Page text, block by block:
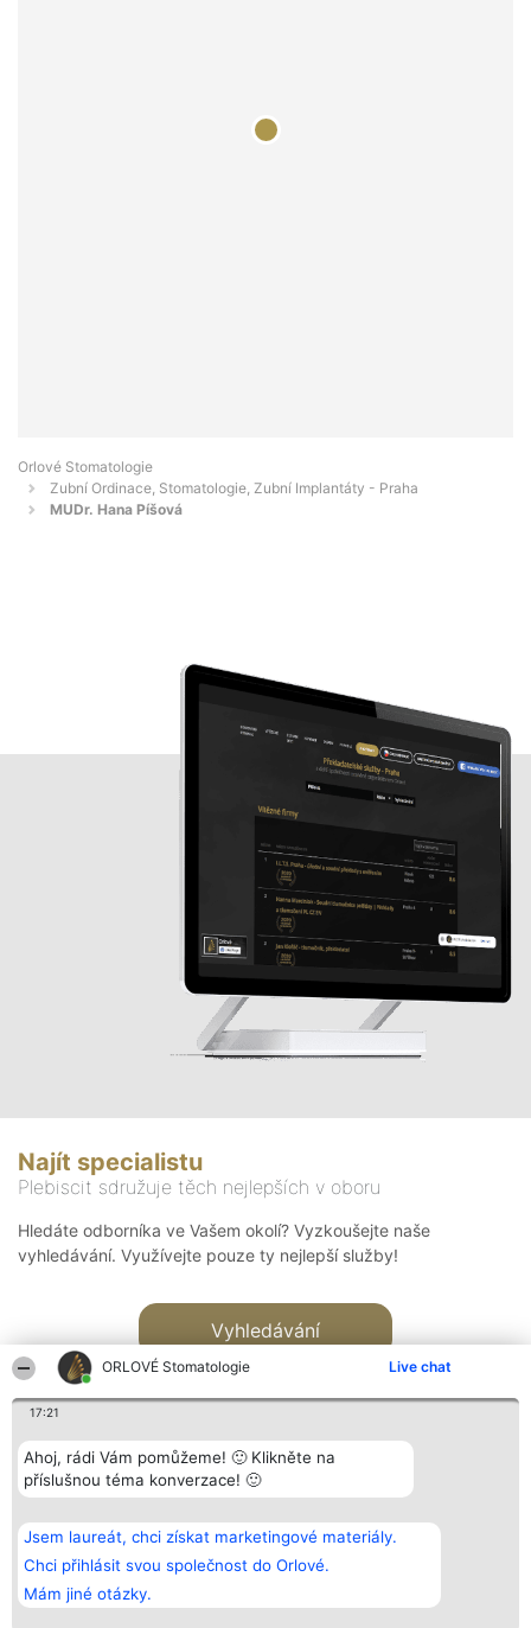
ORLOVÉ Stomatologie Live chat
17:21
Ahoj, rádi Vám pomůžeme! 🙂 Klikněte na
příslušnou téma konverzace! 🙂
Jsem laureát, chci získat marketingové materiály.
Chci přihlásit svou společnost do Orlové.
Mám jiné otázky.
Orlové Stomatologie
Zubní Ordinace, Stomatologie, Zubní Implantáty - Praha
MUDr. Hana Píšová
Najít specialistu
Plebiscit sdružuje těch nejlepších v oboru
Hledáte odborníka ve Vašem okolí? Vyzkoušejte naše
vyhledávání. Využívejte pouze ty nejlepší služby!
Vyhledávání
Bright Side Solutions sp. z o.
o. sp. k.
ul. Ruska 22
Wrocław 50-079
KRS 0000749100 | Regon
381313360 | NIP 8943132676
Vítězové
Seznam všech
laureátů
Zásady
Zásady
Kontakt